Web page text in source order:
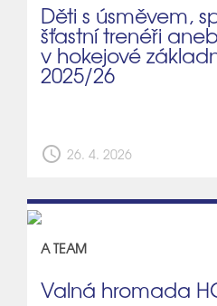
Děti s úsměvem,
šťastní trenéři
v hokejové
2025/26
schedule 26. 4. 2026
A TEAM
Valná hromada